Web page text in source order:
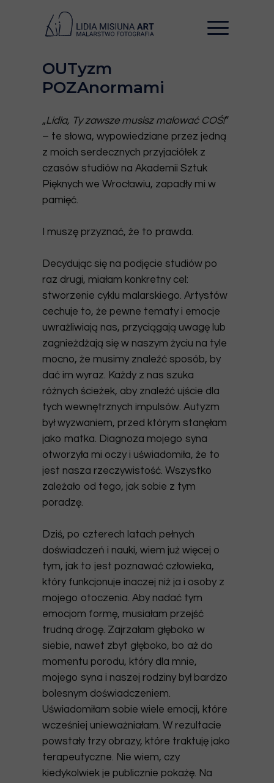
OUTyzm
POZAnormami
„Lidia, Ty zawsze musisz malować COŚ!”
– te słowa, wypowiedziane przez jedną
z moich serdecznych przyjaciółek z
czasów studiów na Akademii Sztuk
Pięknych we Wrocławiu, zapadły mi w
pamięć.
I muszę przyznać, że to prawda.
Decydując się na podjęcie studiów po
raz drugi, miałam konkretny cel :
stworzenie cyklu malarskiego. Artystów
cechuje to, że pewne tematy i emocje
uwrażliwiają nas, przyciągają uwagę lub
zagnieżdżają się w naszym życiu na tyle
mocno, że musimy znaleźć sposób, by
dać im wyraz. Każdy z nas szuka
różnych ścieżek, aby znaleźć ujście dla
tych wewnętrznych impulsów. Autyzm
był wyzwaniem, przed którym stanęłam
jako matka. Diagnoza mojego syna
otworzyła mi oczy i uświadomiła, że to
jest nasza rzeczywistość. Wszystko
zależało od tego, jak sobie z tym
poradzę.
Dziś, po czterech latach pełnych
doświadczeń i nauki, wiem już więcej o
tym, jak to jest poznawać człowieka,
który funkcjonuje inaczej niż ja i osoby z
mojego otoczenia. Aby nadać tym
emocjom formę, musiałam przejść
trudną drogę. Zajrzałam głęboko w
siebie, nawet zbyt głęboko, bo aż do
momentu porodu, który dla mnie,
mojego syna i naszej rodziny był bardzo
bolesnym doświadczeniem.
Uświadomiłam sobie wiele emocji, które
wcześniej unieważniałam. W rezultacie
powstały trzy obrazy, które traktuję jako
terapeutyczne. Nie wiem, czy
kiedykolwiek je publicznie pokażę. Na